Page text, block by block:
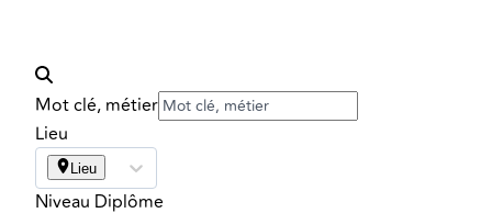
Mot clé, métier
Lieu
Lieu
Niveau Diplôme